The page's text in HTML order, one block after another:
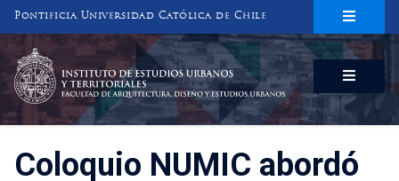
Pontificia Universidad Católica de Chile
INSTITUTO DE ESTUDIOS URBANOS
Y TERRITORIALES
FACULTAD DE ARQUITECTURA, DISEÑO Y ESTUDIOS URBANOS
Coloquio NUMIC abordó